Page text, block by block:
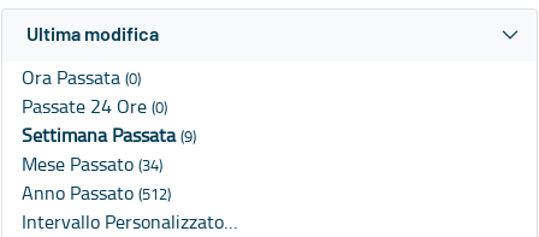
Ultima modifica
Ora Passata (0)
Passate 24 Ore (0)
Settimana Passata(9)
Mese Passato (34)
Anno Passato (512)
Intervallo Personalizzato…